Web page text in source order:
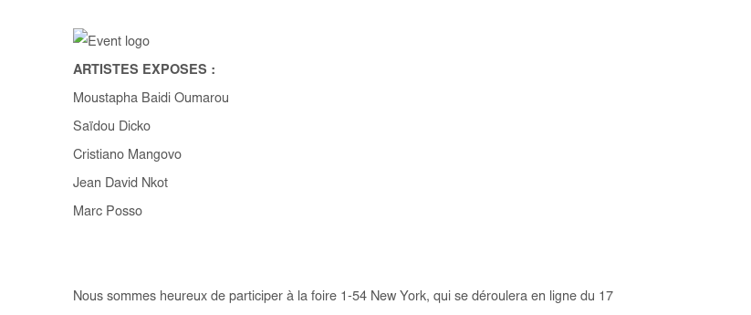
ARTISTES EXPOSES :
Moustapha Baidi Oumarou
Saïdou Dicko
Cristiano Mangovo
Jean David Nkot
Marc Posso
Nous sommes heureux de participer à la foire 1-54 New York, qui se déroulera en ligne du 17